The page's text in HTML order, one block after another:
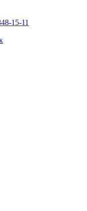
15-11